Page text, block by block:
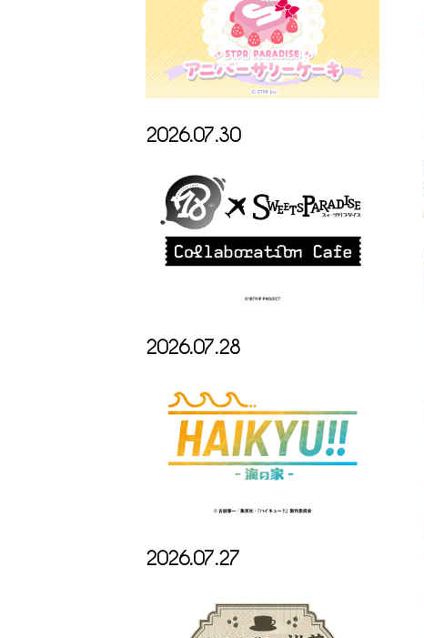
2026.07.30
2026.07.28
2026.07.27